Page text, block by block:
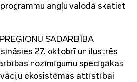
angļu valodā skatiet
SADARBĪBA
27. oktobrī un ilustrēs
nozīmīgumu spēcīgākas
ekosistēmas attīstībai